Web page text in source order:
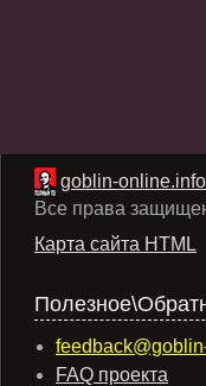
goblin-online.info
Все права
Карта сайта HTML
FAQ проекта